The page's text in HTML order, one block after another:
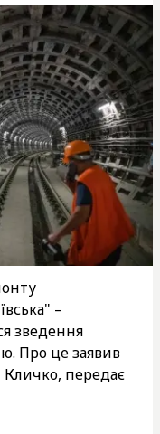
–
зведення
Про це заявив
Кличко, передає